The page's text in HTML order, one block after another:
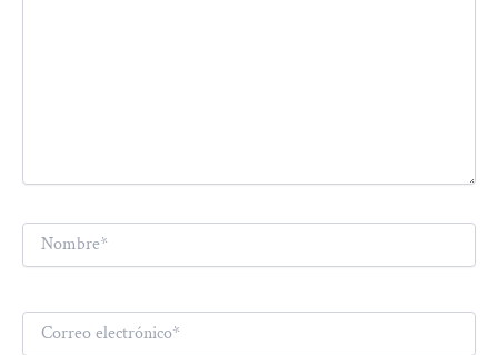
Nombre*
Correo
electrónico*